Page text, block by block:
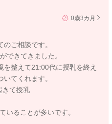
0歳3カ月
ご相談です。
できてきました。
整えて21:00代に授乳を終え
てくれます。
きて授乳
いることが多いです。